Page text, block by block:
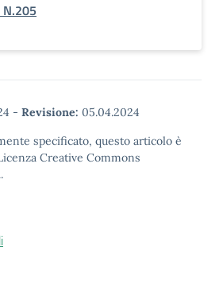
N.205
- Revisione: 05.04.2024
specificato, questo articolo è
Creative Commons